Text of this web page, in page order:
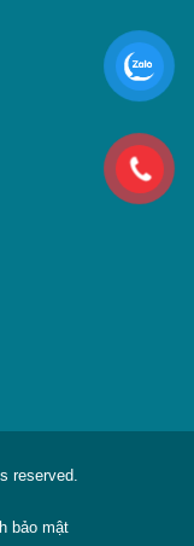
reserved.
bảo mật